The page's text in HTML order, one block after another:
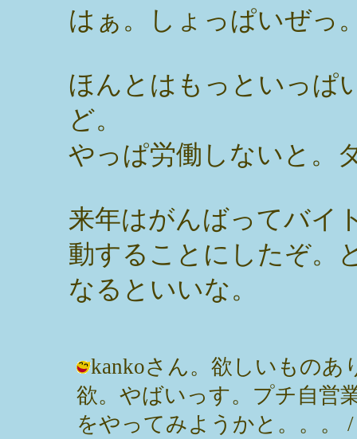
はぁ。しょっぱいぜっ
ほんとはもっといっぱ
ど。
やっぱ労働しないと。
来年はがんばってバイ
動することにしたぞ。
なるといいな。
kankoさん。欲しいものあ
欲。やばいっす。プチ自営
をやってみようかと。。。